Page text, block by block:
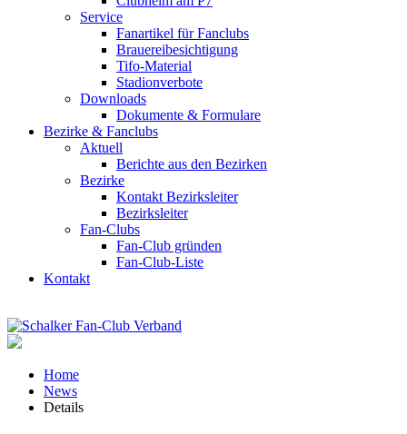
Service
Fanartikel für Fanclubs
Brauereibesichtigung
Tifo-Material
Stadionverbote
Downloads
Dokumente & Formulare
Bezirke & Fanclubs
Aktuell
Berichte aus den Bezirken
Bezirke
Kontakt Bezirksleiter
Bezirksleiter
Fan-Clubs
Fan-Club gründen
Fan-Club-Liste
Kontakt
Home
News
Details